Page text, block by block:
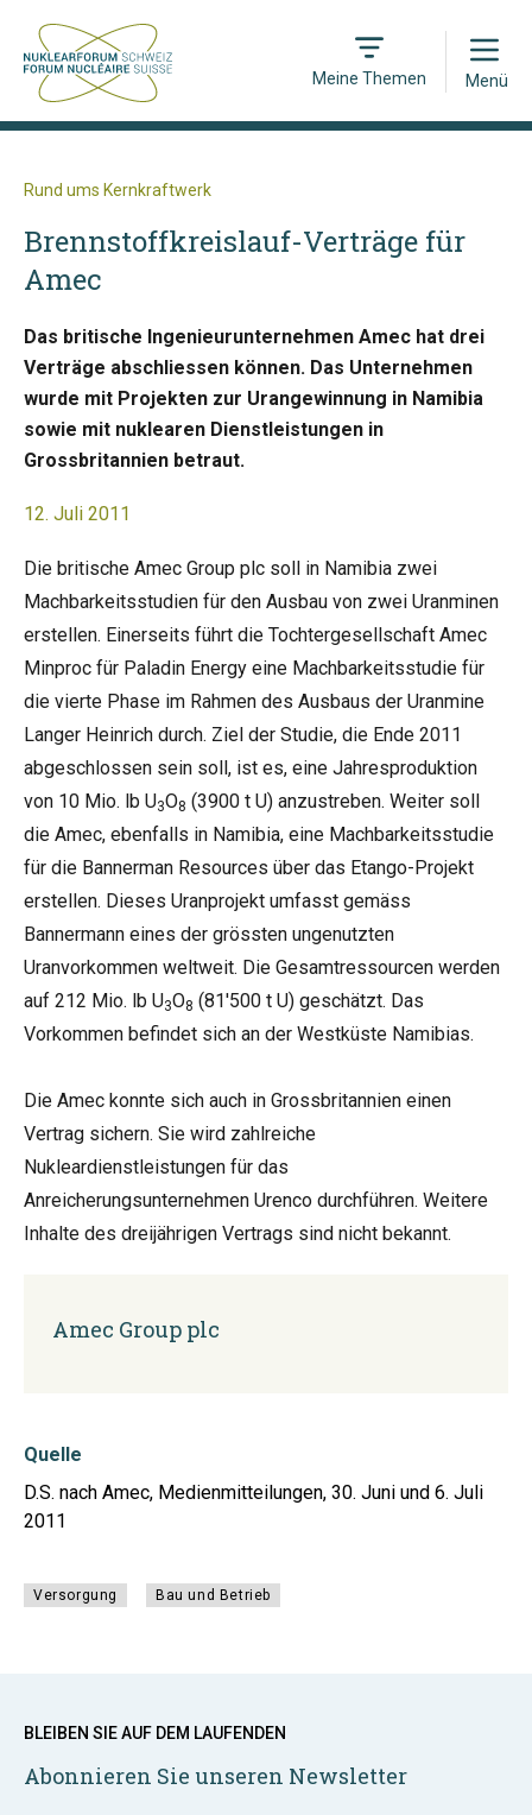
Meine Themen
Open
Menü
Rund ums Kernkraftwerk
Brennstoffkreislauf-Verträge für
Amec
Das britische Ingenieurunternehmen Amec hat drei
Verträge abschliessen können. Das Unternehmen
wurde mit Projekten zur Urangewinnung in Namibia
sowie mit nuklearen Dienstleistungen in
Grossbritannien betraut.
12. Juli 2011
Die britische Amec Group plc soll in Namibia zwei
Machbarkeitsstudien für den Ausbau von zwei Uranminen
erstellen. Einerseits führt die Tochtergesellschaft Amec
Minproc für Paladin Energy eine Machbarkeitsstudie für
die vierte Phase im Rahmen des Ausbaus der Uranmine
Langer Heinrich durch. Ziel der Studie, die Ende 2011
abgeschlossen sein soll, ist es, eine Jahresproduktion
von 10 Mio. lb U3O8 (3900 t U) anzustreben. Weiter soll
die Amec, ebenfalls in Namibia, eine Machbarkeitsstudie
für die Bannerman Resources über das Etango-Projekt
erstellen. Dieses Uranprojekt umfasst gemäss
Bannermann eines der grössten ungenutzten
Uranvorkommen weltweit. Die Gesamtressourcen werden
auf 212 Mio. lb U3O8 (81'500 t U) geschätzt. Das
Vorkommen befindet sich an der Westküste Namibias.
Die Amec konnte sich auch in Grossbritannien einen
Vertrag sichern. Sie wird zahlreiche
Nukleardienstleistungen für das
Anreicherungsunternehmen Urenco durchführen. Weitere
Inhalte des dreijährigen Vertrags sind nicht bekannt.
Amec Group plc
Quelle
D.S. nach Amec, Medienmitteilungen, 30. Juni und 6. Juli
2011
Versorgung Bau und Betrieb
BLEIBEN SIE AUF DEM LAUFENDEN
Abonnieren Sie unseren Newsletter